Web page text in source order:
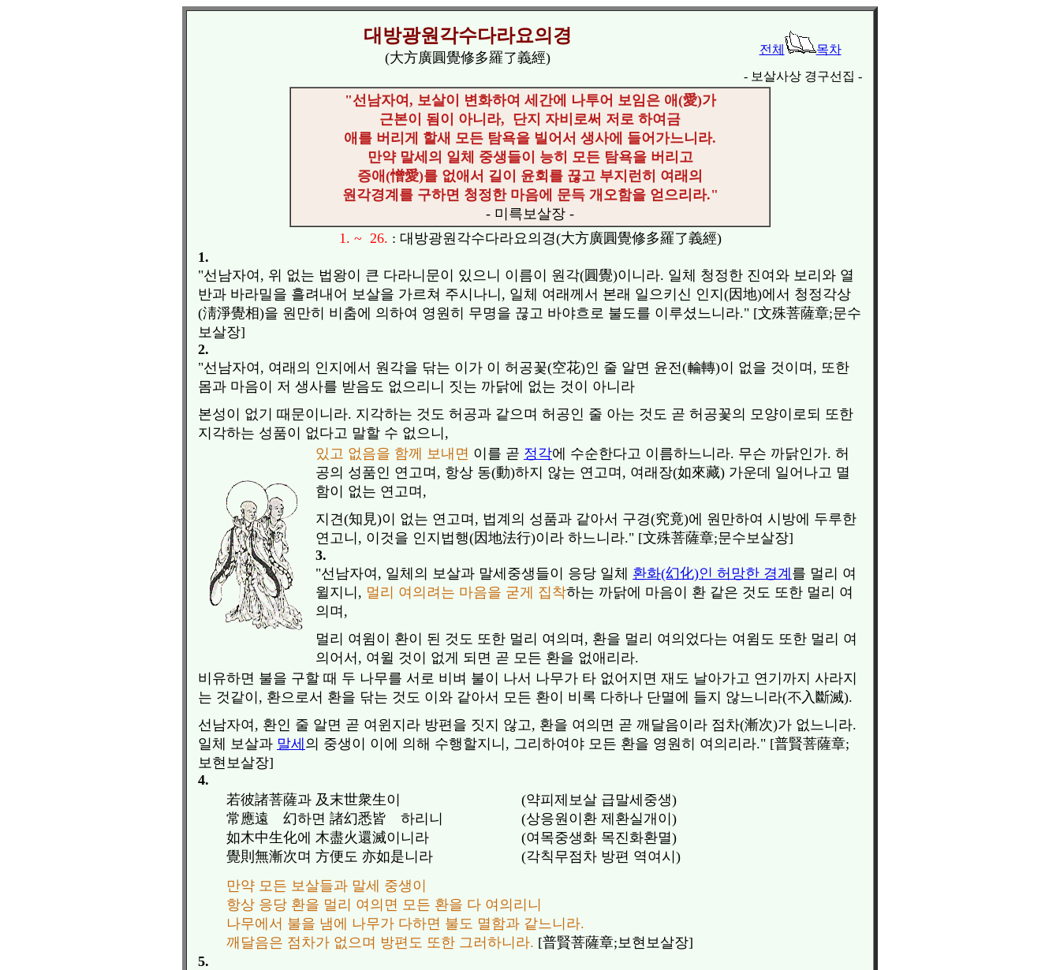
대방광원각수다라요의경
(大方廣圓覺修多羅了義經)
전체
목차
- 보살사상 경구선집 -
"선남자여, 보살이 변화하여 세간에 나투어 보임은 애(愛)가
근본이 됨이 아니라, 단지 자비로써 저로 하여금
애를 버리게 할새 모든 탐욕을 빌어서 생사에 들어가느니라.
만약 말세의 일체 중생들이 능히 모든 탐욕을 버리고
증애(憎愛)를 없애서 길이 윤회를 끊고 부지런히 여래의
원각경계를 구하면 청정한 마음에 문득 개오함을 얻으리라."
- 미륵보살장 -
1. ~ 26. : 대방광원각수다라요의경(大方廣圓覺修多羅了義經)
1.
"선남자여, 위 없는 법왕이 큰 다라니문이 있으니 이름이 원각(圓覺)이니라. 일체 청정한 진여와 보리와 열
반과 바라밀을 흘려내어 보살을 가르쳐 주시나니, 일체 여래께서 본래 일으키신 인지(因地)에서 청정각상
(淸淨覺相)을 원만히 비춤에 의하여 영원히 무명을 끊고 바야흐로 불도를 이루셨느니라." [文殊菩薩章;문수
보살장]
2.
"선남자여, 여래의 인지에서 원각을 닦는 이가 이 허공꽃(空花)인 줄 알면 윤전(輪轉)이 없을 것이며, 또한
몸과 마음이 저 생사를 받음도 없으리니 짓는 까닭에 없는 것이 아니라
본성이 없기 때문이니라. 지각하는 것도 허공과 같으며 허공인 줄 아는 것도 곧 허공꽃의 모양이로되 또한
지각하는 성품이 없다고 말할 수 없으니,
있고 없음을 함께 보내면 이를 곧 정각에 수순한다고 이름하느니라. 무슨 까닭인가. 허
공의 성품인 연고며, 항상 동(動)하지 않는 연고며, 여래장(如來藏) 가운데 일어나고 멸
함이 없는 연고며,
지견(知見)이 없는 연고며, 법계의 성품과 같아서 구경(究竟)에 원만하여 시방에 두루한
연고니, 이것을 인지법행(因地法行)이라 하느니라." [文殊菩薩章;문수보살장]
3.
"선남자여, 일체의 보살과 말세중생들이 응당 일체 환화(幻化)인 허망한 경계 를 멀리 여
윌지니, 멀리 여의려는 마음을 굳게 집착하는 까닭에 마음이 환 같은 것도 또한 멀리 여
의며,
멀리 여윔이 환이 된 것도 또한 멀리 여의며, 환을 멀리 여의었다는 여윔도 또한 멀리 여
의어서, 여윌 것이 없게 되면 곧 모든 환을 없애리라.
비유하면 불을 구할 때 두 나무를 서로 비벼 불이 나서 나무가 타 없어지면 재도 날아가고 연기까지 사라지
는 것같이, 환으로서 환을 닦는 것도 이와 같아서 모든 환이 비록 다하나 단멸에 들지 않느니라(不入斷滅).
선남자여, 환인 줄 알면 곧 여윈지라 방편을 짓지 않고, 환을 여의면 곧 깨달음이라 점차(漸次)가 없느니라.
일체 보살과 말세 의 중생이 이에 의해 수행할지니, 그리하여야 모든 환을 영원히 여의리라." [普賢菩薩章;
보현보살장]
4.
若彼諸菩薩과 及末世衆生이
常應遠離幻하면 諸幻悉皆離하리니
如木中生化에 木盡火還滅이니라
覺則無漸次며 方便도 亦如是니라
(약피제보살 급말세중생)
(상응원이환 제환실개이)
(여목중생화 목진화환멸)
(각칙무점차 방편 역여시)
만약 모든 보살들과 말세 중생이
항상 응당 환을 멀리 여의면 모든 환을 다 여의리니
나무에서 불을 냄에 나무가 다하면 불도 멸함과 같느니라.
깨달음은 점차가 없으며 방편도 또한 그러하니라. [普賢菩薩章;보현보살장]
5.